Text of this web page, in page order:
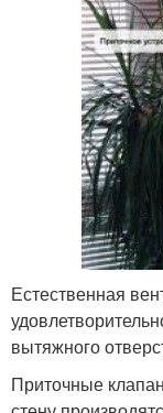
Естественная
вытяжного
Приточные